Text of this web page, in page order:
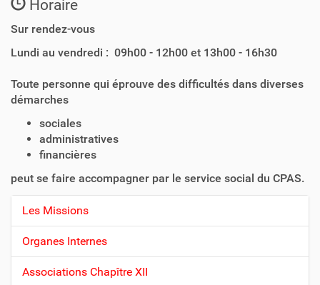
Horaire
Sur rendez-vous
Lundi au vendredi : 09h00 - 12h00 et 13h00 - 16h30
Toute personne qui éprouve des difficultés dans diverses
démarches
sociales
administratives
financières
peut se faire accompagner par le service social du CPAS.
N
a
v
i
Les Missions
Organes Internes
Associations Chapître XII